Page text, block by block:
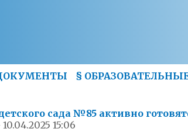
§
сада №85 активно
10.04.2025 15:06